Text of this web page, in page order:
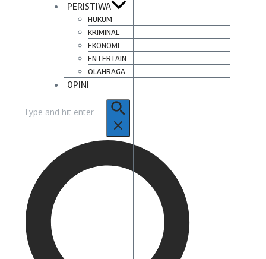
PERISTIWA
HUKUM
KRIMINAL
EKONOMI
ENTERTAIN
OLAHRAGA
OPINI
untuk: